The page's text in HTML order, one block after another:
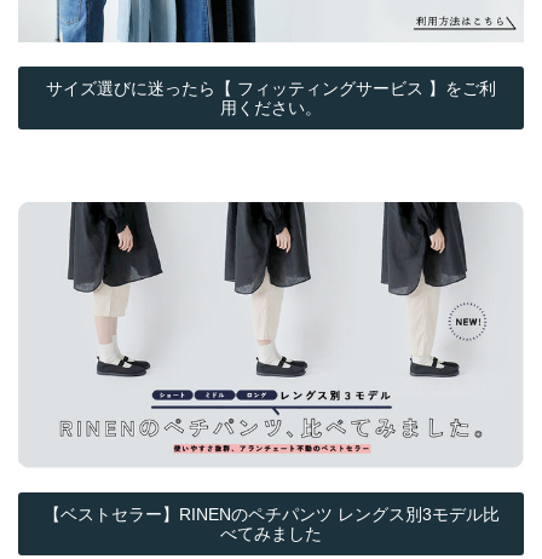
サイズ選びに迷ったら【 フィッティングサービス 】をご利
用ください。
【ベストセラー】RINENのペチパンツ レングス別3モデル比
べてみました